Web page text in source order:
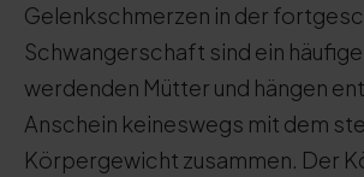
Gelenkschmerzen in der
Schwangerschaft sind ein
werdenden Mütter und hängen
Anschein keineswegs mit dem
Körpergewicht zusammen. Der